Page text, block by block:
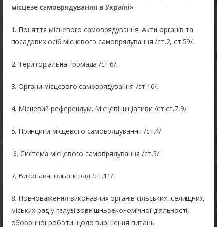
місцеве самоврядування в Україні»
1. Поняття місцевого самоврядування. Акти органів та
посадових осіб місцевого самоврядування /ст.2, ст.59/.
2. Територіальна громада /ст.6/.
3. Органи місцевого самоврядування /ст.10/.
4. Місцевий референдум. Місцеві ініціативи /ст.ст.7,9/.
5. Принципи місцевого самоврядування /ст.4/.
6. Система місцевого самоврядування /ст.5/.
7. Виконавчі органи рад /ст.11/.
8. Повноваження виконавчих органів сільських, селищних,
міських рад у галузі зовнішньоекономічної діяльності,
оборонної роботи щодо вирішення питань